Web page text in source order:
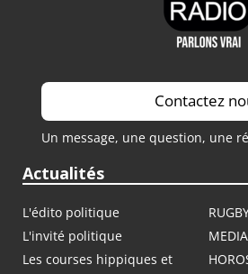
Contactez
Un message, une question, une
Actualités
L'édito politique
L'invité politique
Les courses hippiques et